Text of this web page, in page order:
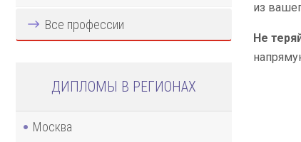
Все профессии
ДИПЛОМЫ В РЕГИОНАХ
Москва
из
Не